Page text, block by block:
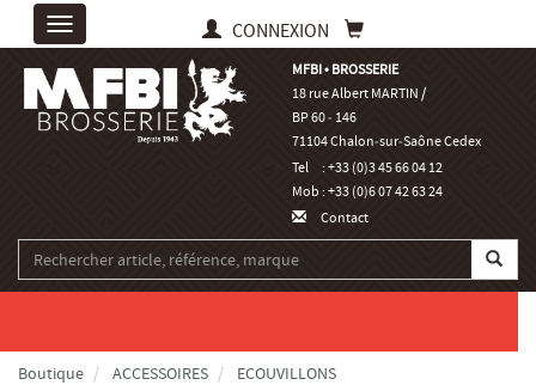
Toggle
navigation
CONNEXION
MFBI • BROSSERIE
18 rue Albert MARTIN /
BP 60 ‑ 146
71104 Chalon‑sur‑Saône Cedex
Tel
: +33 (0)3 45 66 04 12
Mob : +33 (0)6 07 42 63 24
Contact
Boutique ACCESSOIRES
ECOUVILLONS